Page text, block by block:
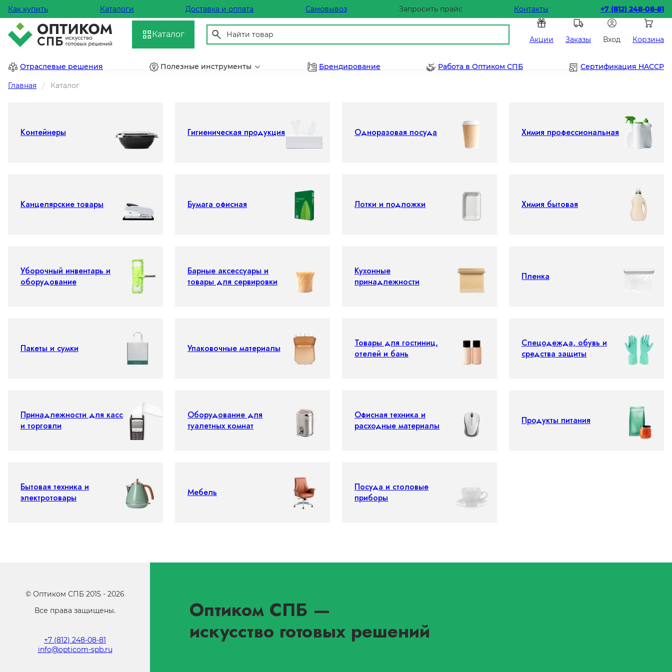
Как купить Каталоги Доставка и оплата Самовывоз Запросить прайс Контакты +7 (812) 248-08-81
Каталог
Акции Заказы Вход Корзина
Отраслевые решения Полезные инструменты Брендирование Работа в Оптиком СПБ Сертификация HACCP
Главная Каталог
Контейнеры Гигиеническая продукция Одноразовая посуда Химия профессиональная
Канцелярские товары Бумага офисная Лотки и подложки Химия бытовая
Уборочный инвентарь и
оборудование
Барные аксессуары и
товары для сервировки
Кухонные
принадлежности
Пленка
Пакеты и сумки Упаковочные материалы
Товары для гостиниц,
отелей и бань
Спецодежда, обувь и
средства защиты
Принадлежности для касс
и торговли
Оборудование для
туалетных комнат
Офисная техника и
расходные материалы
Продукты питания
Бытовая техника и
электротовары
Мебель
Посуда и столовые
приборы
© Оптиком СПБ 2015 - 2026
Все права защищены.
+7 (812) 248-08-81
info@opticom-spb.ru
Оптиком СПБ —
искусство готовых решений